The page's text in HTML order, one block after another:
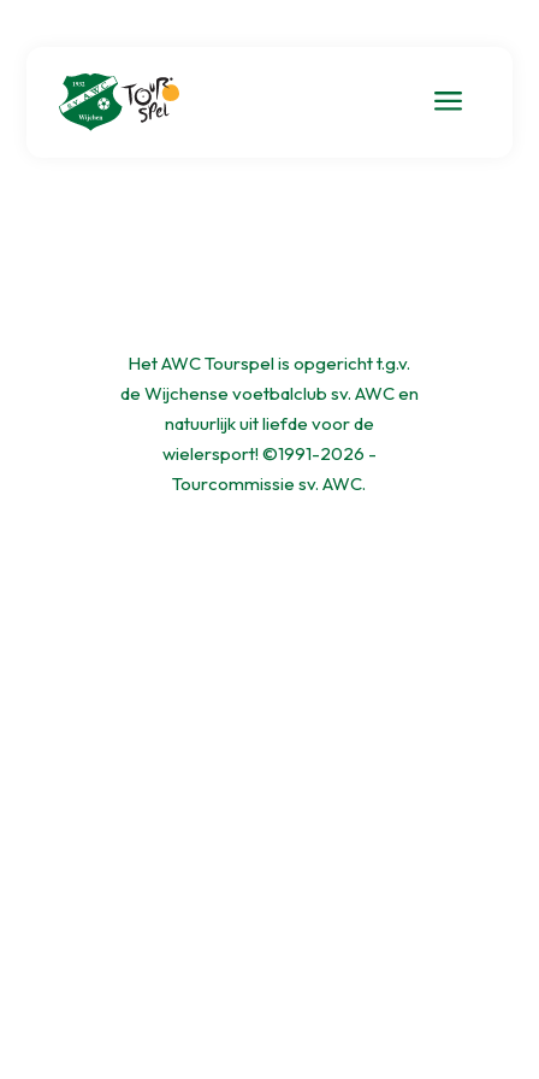
a
Het AWC Tourspel is opgericht t.g.v.
de Wijchense voetbalclub sv. AWC en
natuurlijk uit liefde voor de
wielersport! ©1991-2026 -
Tourcommissie sv. AWC.